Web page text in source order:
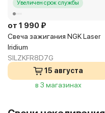
Увеличен срок службы
от 1 990 ₽
Свеча зажигания NGK Laser
Iridium
SILZKFR8D7G
15 августа
в 3 магазинах